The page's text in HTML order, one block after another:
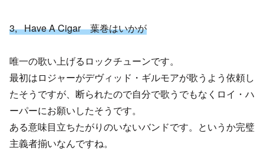
3, Have A Cigar 葉巻はいかが
唯一の歌い上げるロックチューンです。
最初はロジャーがデヴィッド・ギルモアが歌うよう依頼し
たそうですが、断られたので自分で歌うでもなくロイ・ハ
ーパーにお願いしたそうです。
ある意味目立ちたがりのいないバンドです。というか完璧
主義者揃いなんですね。